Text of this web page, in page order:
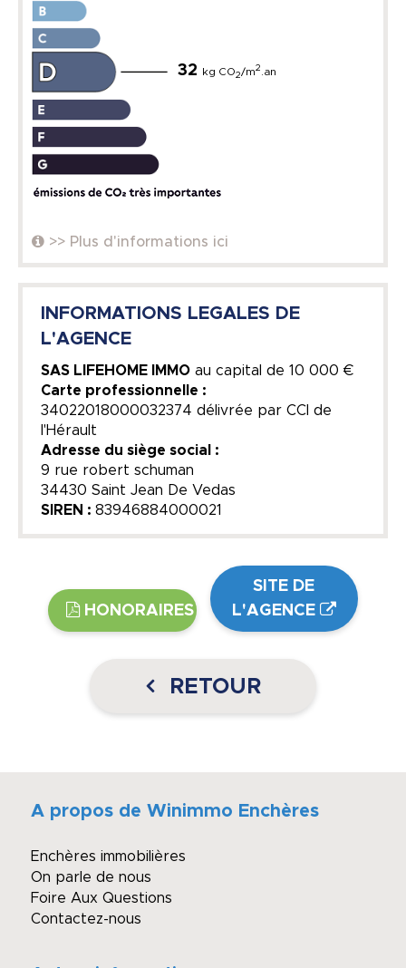
32 kg CO2/m2 .an
>> Plus d'informations ici
INFORMATIONS LEGALES DE
L'AGENCE
SAS LIFEHOME IMMO au capital de 10 000 €
Carte professionnelle :
34022018000032374 délivrée par CCI de
l'Hérault
Adresse du siège social :
9 rue robert schuman
34430 Saint Jean De Vedas
SIREN : 83946884000021
HONORAIRES
SITE DE
L'AGENCE
RETOUR
A propos de Winimmo Enchères
Enchères immobilières
On parle de nous
Foire Aux Questions
Contactez-nous